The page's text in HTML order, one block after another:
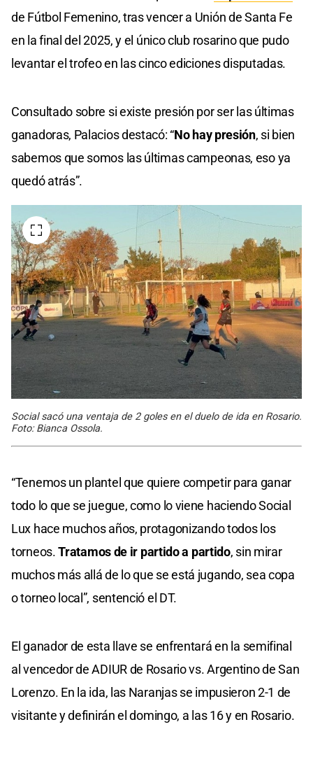
de Fútbol Femenino, tras vencer a Unión de Santa Fe
en la final del 2025, y el único club rosarino que pudo
levantar el trofeo en las cinco ediciones disputadas.
Consultado sobre si existe presión por ser las últimas
ganadoras, Palacios destacó: “No hay presión, si bien
sabemos que somos las últimas campeonas, eso ya
quedó atrás”.
Social sacó una ventaja de 2 goles en el duelo de ida en Rosario.
Foto: Bianca Ossola.
“Tenemos un plantel que quiere competir para ganar
todo lo que se juegue, como lo viene haciendo Social
Lux hace muchos años, protagonizando todos los
torneos.Tratamos de ir partido a partido, sin mirar
muchos más allá de lo que se está jugando, sea copa
o torneo local”, sentenció el DT.
El ganador de esta llave se enfrentará en la semifinal
al vencedor de ADIUR de Rosario vs. Argentino de San
Lorenzo. En la ida, las Naranjas se impusieron 2-1 de
visitante y definirán el domingo, a las 16 y en Rosario.